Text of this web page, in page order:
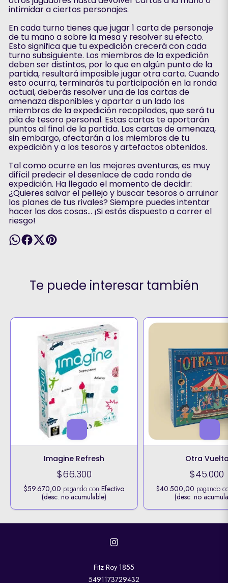
intimidar a ciertos personajes.
En cada turno tienes que jugar 1 carta de personaje
de tu mano a sobre la mesa y resolver su efecto.
Esto significa que tu expedición crecerá con cada
turno subsiguiente. Los miembros de la expedición
deben ser distintos, por lo que en algún punto de la
partida, resultará imposible jugar otra carta. Cuando
esto ocurra, terminarás tu participación en la ronda
actual, deberás resolver una de las cartas de
amenaza disponibles y apartar a un lado los
miembros de la expedición recopilados, que será tu
pila de tesoro personal. Estas cartas te aportarán
puntos al final de la partida. Las cartas de amenaza,
sin embargo, afectarán a los miembros de tu
expedición y a los tesoros y artefactos obtenidos.
Tal como ocurre en las mejores aventuras, es muy
difícil predecir el desenlace de cada ronda de
expedición. Ha llegado el momento de decidir:
¿Quieres salvar el pellejo y buscar tesoros o arruinar
los planes de tus rivales? Siempre puedes intentar
hacer las dos cosas… ¡Si estás dispuesto a correr el
riesgo!
Te puede interesar también
Imagine Refresh
$66.300
$59.670,00 pagando conEfectivo
(desc. no acumulable)
Otra
$45.000
$40.500,00 pagando
(desc. no
Fitz Roy 1855
5491173729432